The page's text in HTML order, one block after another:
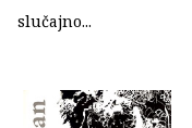
slučajno...